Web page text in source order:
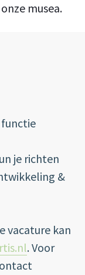
musea.
functie
je richten
&
vacature kan
. Voor